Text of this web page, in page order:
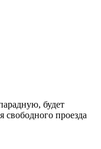
будет
свободного проезда